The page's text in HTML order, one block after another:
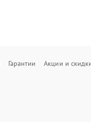
Гарантии Акции и